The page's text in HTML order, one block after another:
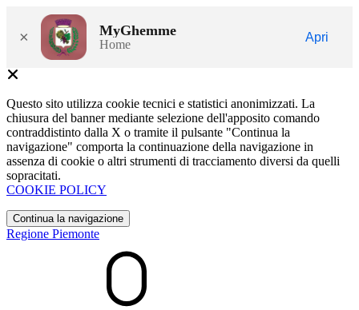
× MyGhemme
Home
Apri
Questo sito utilizza cookie tecnici e statistici anonimizzati. La
chiusura del banner mediante selezione dell'apposito comando
contraddistinto dalla X o tramite il pulsante "Continua la
navigazione" comporta la continuazione della navigazione in
assenza di cookie o altri strumenti di tracciamento diversi da quelli
sopracitati.
COOKIE POLICY
Continua la navigazione
Regione Piemonte